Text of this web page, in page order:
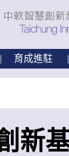
育成進駐
新